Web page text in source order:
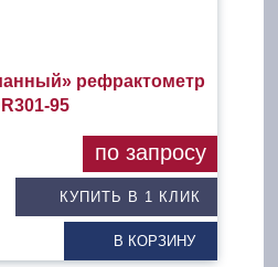
рефрактометр
95
КУПИТЬ В 1 КЛИК
В КОРЗИНУ
по запросу